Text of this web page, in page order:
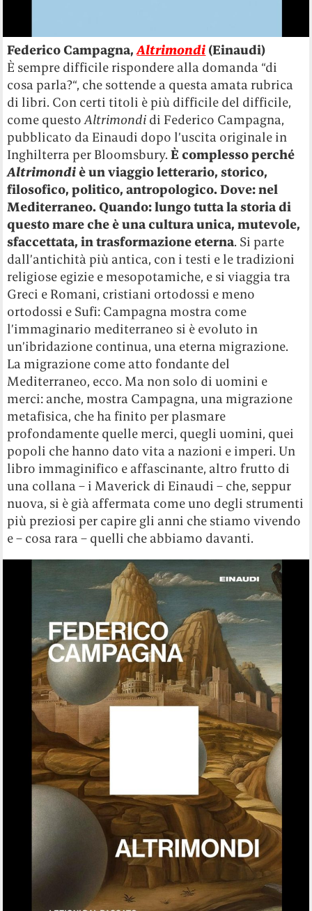
Federico Campagna,Altrimondi (Einaudi)
È sempre difficile rispondere alla domanda “di
cosa parla?“, che sottende a questa amata rubrica
di libri. Con certi titoli è più difficile del difficile,
come questoAltrimondi di Federico Campagna,
pubblicato da Einaudi dopo l’uscita originale in
Inghilterra per Bloomsbury.È complesso perché
Altrimondiè un viaggio letterario, storico,
filosofico, politico, antropologico. Dove: nel
Mediterraneo. Quando: lungo tutta la storia di
questo mare che è una cultura unica, mutevole,
sfaccettata, in trasformazione eterna. Si parte
dall’antichità più antica, con i testi e le tradizioni
religiose egizie e mesopotamiche, e si viaggia tra
Greci e Romani, cristiani ortodossi e meno
ortodossi e Sufi: Campagna mostra come
l’immaginario mediterraneo si è evoluto in
un’ibridazione continua, una eterna migrazione.
La migrazione come atto fondante del
Mediterraneo, ecco. Ma non solo di uomini e
merci: anche, mostra Campagna, una migrazione
metafisica, che ha finito per plasmare
profondamente quelle merci, quegli uomini, quei
popoli che hanno dato vita a nazioni e imperi. Un
libro immaginifico e affascinante, altro frutto di
una collana – i Maverick di Einaudi – che, seppur
nuova, si è già affermata come uno degli strumenti
più preziosi per capire gli anni che stiamo vivendo
e – cosa rara – quelli che abbiamo davanti.